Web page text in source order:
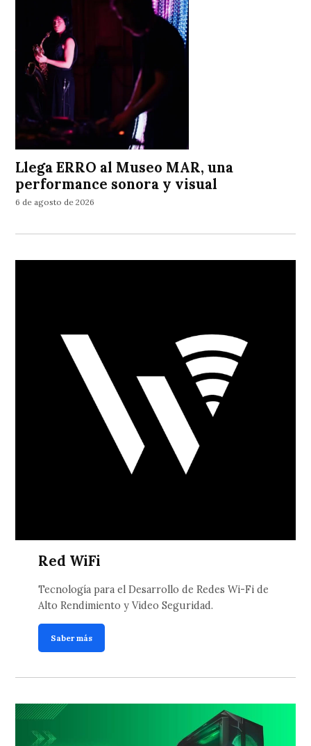
Llega ERRO al Museo MAR, una
performance sonora y visual
6 de agosto de 2026
Red WiFi
Tecnología para el Desarrollo de Redes Wi-Fi de
Alto Rendimiento y Video Seguridad.
Saber más